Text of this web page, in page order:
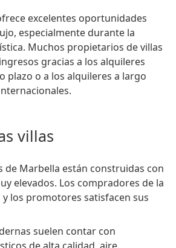
especialmente durante la
Muchos propietarios de villas
gracias a los alquileres
plazo o a los alquileres a largo
villas
elevados. Los compradores de la
los promotores satisfacen sus